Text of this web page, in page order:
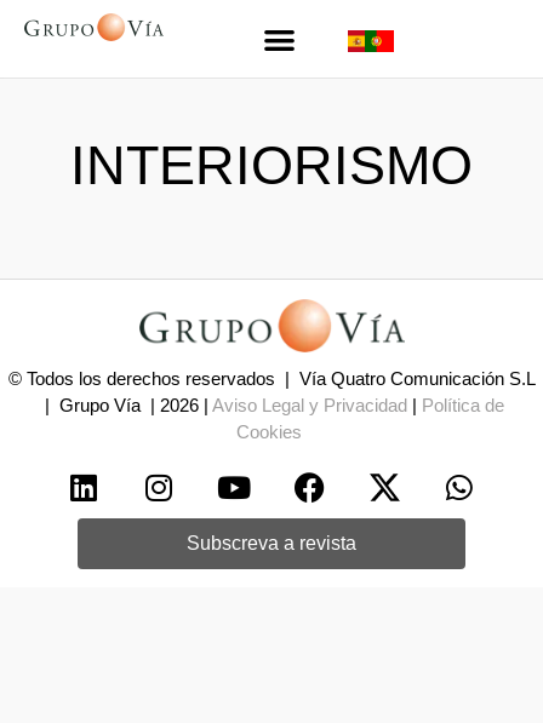
INTERIORISMO
© Todos los derechos reservados | Vía Quatro Comunicación S.L
| Grupo Vía | 2026 | Aviso Legal y Privacidad | Política de
Cookies
Subscreva a revista